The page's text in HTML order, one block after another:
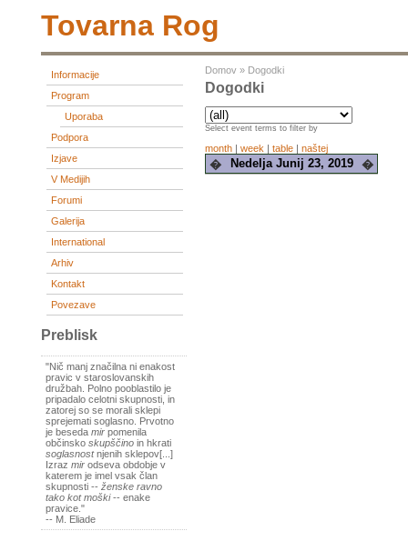
Tovarna Rog
Informacije
Program
Uporaba
Podpora
Izjave
V Medijih
Forumi
Galerija
International
Arhiv
Kontakt
Povezave
Preblisk
"Nič manj značilna ni enakost
pravic v staroslovanskih
družbah. Polno pooblastilo je
pripadalo celotni skupnosti, in
zatorej so se morali sklepi
sprejemati soglasno. Prvotno
je beseda mir pomenila
občinsko skupščino in hkrati
soglasnostnjenih sklepov[...]
Izraz mir odseva obdobje v
katerem je imel vsak član
skupnosti -- ženske ravno
tako kot moški-- enake
pravice."
-- M. Eliade
Domov » Dogodki
Dogodki
Select event terms to filter by
month | week | table | naštej
� Nedelja Junij 23, 2019 �